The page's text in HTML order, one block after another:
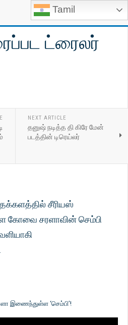
Tamil
ட்ரைலர்
NEXT ARTICLE
தனுஷ் நடித்த தி கிரே மேன்
படத்தின் டிரெய்லர்
சீரியஸ்
கோவை சரளாவின் செம்பி
இணைந்துள்ள ‘செம்பி’!